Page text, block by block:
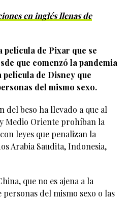
en inglés llenas de
de Pixar que se
que comenzó la pandemia
de Disney que
del mismo sexo.
del beso ha llevado a que al
y Medio Oriente prohíban la
leyes que penalizan la
Arabia Saudita, Indonesia,
que no es ajena a la
del mismo sexo o las